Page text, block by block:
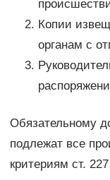
Копии
органам с
Обязательному
подлежат все
критериям ст.